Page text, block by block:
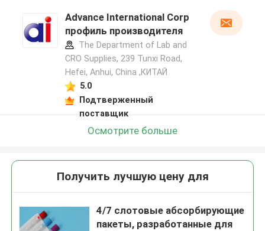
Advance International Corp
профиль производителя
The Department of Lab and
CRO Supplies, 239 Tunxi Road,
Hefei, Anhui, China ,КИТАЙ
5.0
Подтверженный
поставщик
Осмотрите больше
Получить лучшую цену для
4/7 слотовые абсорбирующие
пакеты, разработанные для